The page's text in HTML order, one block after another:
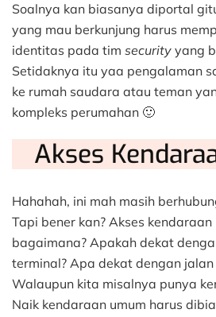
Soalnya kan biasanya diportal
yang mau berkunjung harus
identitas pada tim security yang
Setidaknya itu yaa pengalaman
ke rumah saudara atau teman
kompleks perumahan 🙂
Akses
Hahahah, ini mah masih
Tapi bener kan? Akses
bagaimana? Apakah dekat
terminal? Apa dekat dengan
Walaupun kita misalnya punya
Naik kendaraan umum harus